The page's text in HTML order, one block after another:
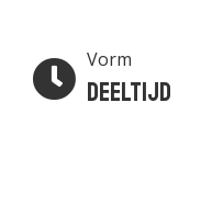
Vorm
Deeltijd